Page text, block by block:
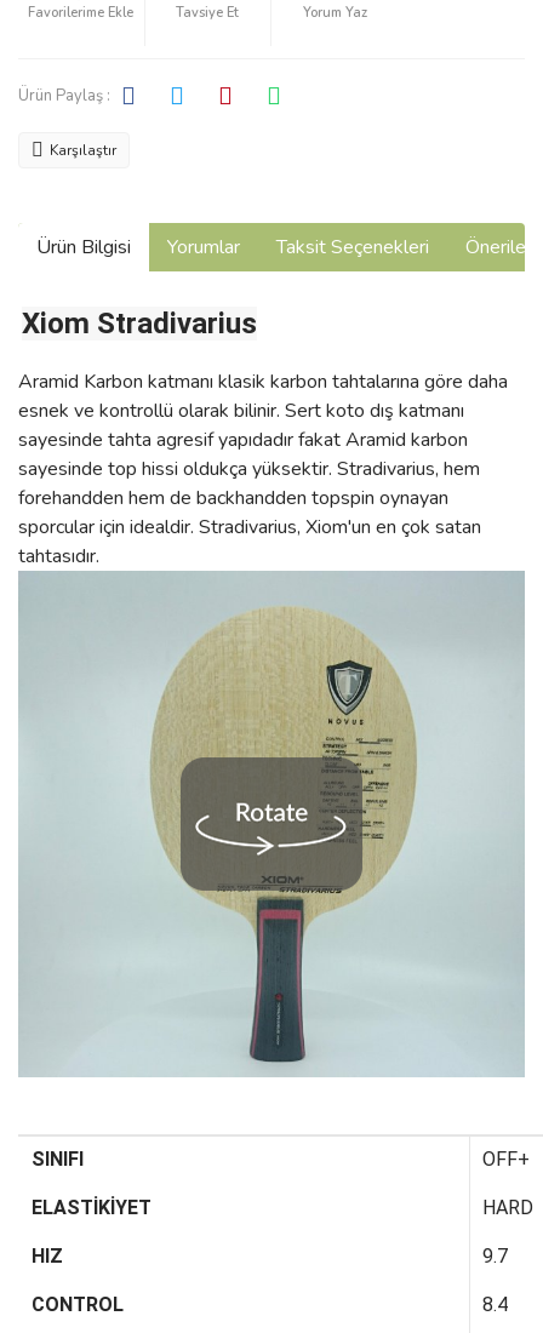
Tavsiye Et Yorum Yaz
Ürün Paylaş :
Karşılaştır
Ürün Bilgisi Yorumlar Taksit Seçenekleri
Xiom Stradivarius
Aramid Karbon katmanı klasik karbon tahtalarına göre daha
esnek ve kontrollü olarak bilinir. Sert koto dış katmanı
sayesinde tahta agresif yapıdadır fakat Aramid karbon
sayesinde top hissi oldukça yüksektir. Stradivarius, hem
forehandden hem de backhandden topspin oynayan
sporcular için idealdir. Stradivarius, Xiom'un en çok satan
tahtasıdır.
SINIFI OFF+
ELASTİKİYET HARD
HIZ 9.7
CONTROL 8.4